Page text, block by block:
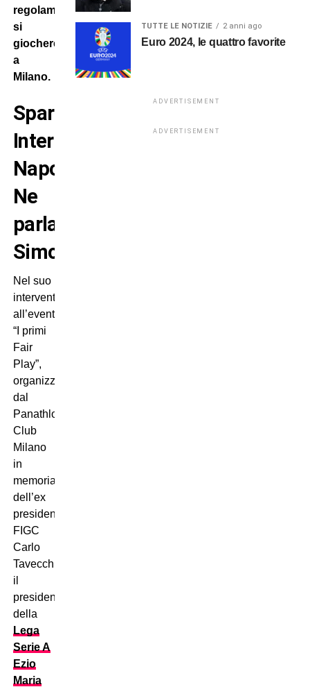
regolamento
si
giocherebbe
a
Milano.
Spareggio
Inter-
Napoli?
Ne
parla
Simonelli
Nel suo
intervento
all’evento
“I primi
Fair
Play”,
organizzato
dal
Panathlon
Club
Milano
in
memoria
dell’ex
presidente
FIGC
Carlo
Tavecchio,
il
presidente
della
Lega
Serie A
Ezio
Maria
TUTTE LE NOTIZIE 2 anni ago
Euro 2024, le quattro favorite
ADVERTISEMENT
ADVERTISEMENT